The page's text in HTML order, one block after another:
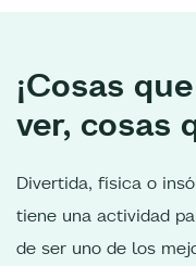
¡Cosas
ver, cosas
Divertida, física o
tiene una actividad
de ser uno de los